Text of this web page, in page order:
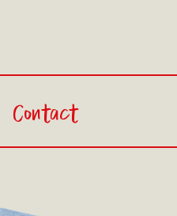
Contact